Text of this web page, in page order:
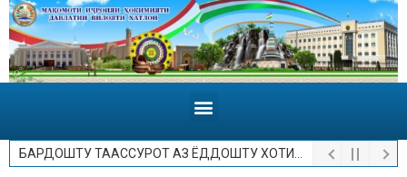
БАРДОШТУ ТААССУРОТ АЗ ЁДДОШТУ ХОТИРОТ.